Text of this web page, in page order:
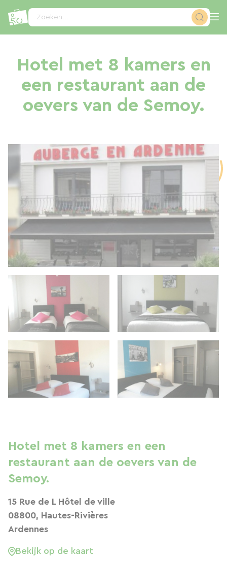
Zoeken...
Hotel met 8 kamers en
een restaurant aan de
oevers van de Semoy.
Hotel met 8 kamers en een
restaurant aan de oevers van de
Semoy.
15 Rue de L Hôtel de ville
08800, Hautes-Rivières
Ardennes
Bekijk op de kaart
Cookies beheer paneel